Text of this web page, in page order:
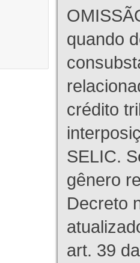
quando
crédito
SELIC.
gênero
Decreto
art. 39